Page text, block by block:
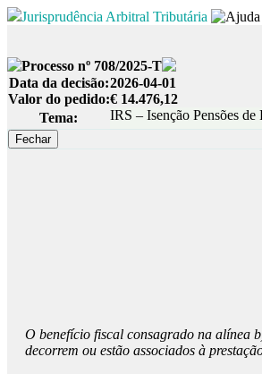
Jurisprudência Arbitral Tributária
Processo nº 708/2025-T
Data da decisão:2026-04-01
Valor do pedido:€ 14.476,12
Tema:
IRS – Isenção Pensões
O benefício fiscal consagrado na alínea
decorrem ou estão associados à